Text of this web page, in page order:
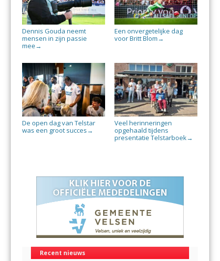
Dennis Gouda neemt
mensen in zijn passie
mee →
Een onvergetelijke dag
voor Britt Blom →
De open dag van Telstar
was een groot succes →
Veel herinneringen
opgehaald tijdens
presentatie Telstarboek→
Recent nieuws